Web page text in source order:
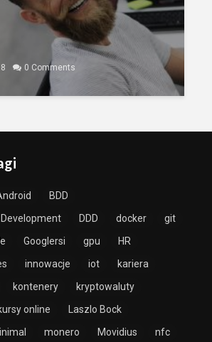
0 Comments
BDD
DDD docker
git
Googlersi gpu
HR
innowacje iot
kariera
kontenery
kryptowaluty
online
Laszlo Bock
monero Movidius
nfc